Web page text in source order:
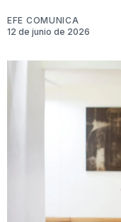
EFE COMUNICA
12 de junio de 2026